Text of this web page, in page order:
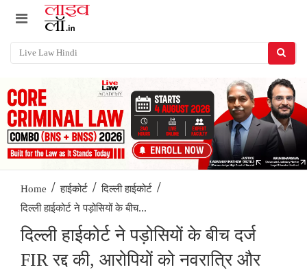
Home / हाईकोर्ट / दिल्ली हाईकोर्ट /
दिल्ली हाईकोर्ट ने पड़ोसियों के बीच...
दिल्ली हाईकोर्ट ने पड़ोसियों के बीच दर्ज
FIR रद्द की, आरोपियों को नवरात्रि और